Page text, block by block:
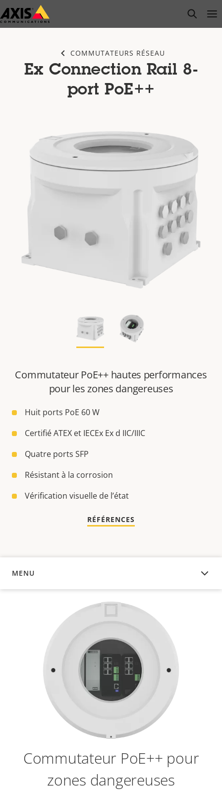
Passer
au
open
COMMUTATEURS RÉSEAU
Ex Connection Rail 8-
port PoE++
Commutateur PoE++ hautes performances
pour les zones dangereuses
Huit ports PoE 60 W
Certifié ATEX et IECEx Ex d IIC/IIIC
Quatre ports SFP
Résistant à la corrosion
Vérification visuelle de l’état
RÉFÉRENCES
MENU
APERÇU
Commutateur PoE++ pour
zones dangereuses